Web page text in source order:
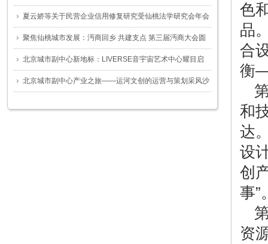
色
品
合
衡
和
达
设
创
事”
资
夏云娇等关于民营企业信用修复研究受仙桃法学研究会年会
关注
聚焦仙桃城市发展：沔商回乡 共建支点 第三届沔商大会圆
满举行
北京城市副中心新地标：LIVERSE音宇宙艺术中心耀目启
幕，谭咏麟“宠粉专场”揭幕首演
北京城市副中心产业之旅——运河文创的运营与策划采风沙